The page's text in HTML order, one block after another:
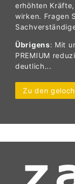
erhöhten
wirken. Fragen
Übrigens: Mit
PREMIUM
deutlich...
Zu den